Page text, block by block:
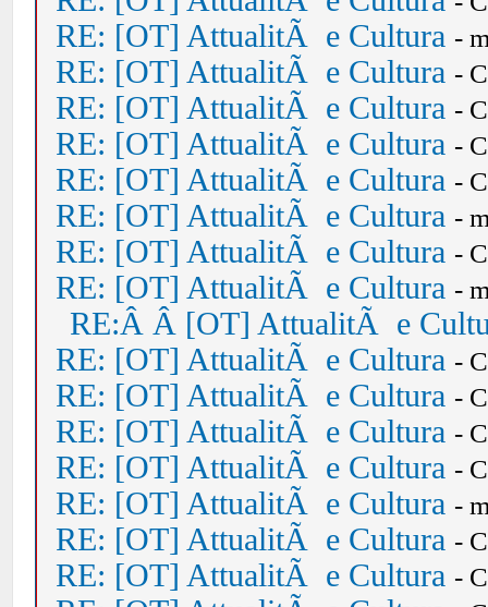
RE: [OT] AttualitÃ e Cultura -
RE: [OT] AttualitÃ e Cultura -
RE: [OT] AttualitÃ e Cultura -
RE: [OT] AttualitÃ e Cultura -
RE: [OT] AttualitÃ e Cultura -
RE: [OT] AttualitÃ e Cultura -
RE: [OT] AttualitÃ e Cultura -
RE: [OT] AttualitÃ e Cultura -
RE:Â Â [OT] AttualitÃ e
RE: [OT] AttualitÃ e Cultura -
RE: [OT] AttualitÃ e Cultura -
RE: [OT] AttualitÃ e Cultura -
RE: [OT] AttualitÃ e Cultura -
RE: [OT] AttualitÃ e Cultura -
RE: [OT] AttualitÃ e Cultura -
RE: [OT] AttualitÃ e Cultura -